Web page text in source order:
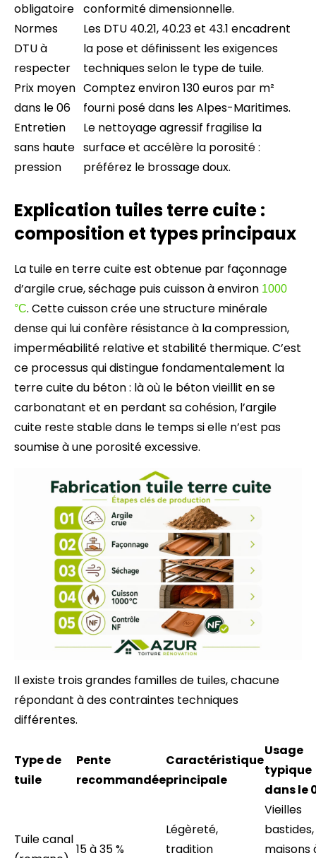
obligatoire conformité dimensionnelle.
Normes
DTU à
respecter
Les DTU 40.21, 40.23 et 43.1 encadrent
la pose et définissent les exigences
techniques selon le type de tuile.
Prix moyen
dans le 06
Comptez environ 130 euros par m²
fourni posé dans les Alpes-Maritimes.
Entretien
sans haute
pression
Le nettoyage agressif fragilise la
surface et accélère la porosité :
préférez le brossage doux.
Explication tuiles terre cuite :
composition et types principaux
La tuile en terre cuite est obtenue par façonnage
d’argile crue, séchage puis cuisson à environ 1000
°C. Cette cuisson crée une structure minérale
dense qui lui confère résistance à la compression,
imperméabilité relative et stabilité thermique. C’est
ce processus qui distingue fondamentalement la
terre cuite du béton : là où le béton vieillit en se
carbonatant et en perdant sa cohésion, l’argile
cuite reste stable dans le temps si elle n’est pas
soumise à une porosité excessive.
Il existe trois grandes familles de tuiles, chacune
répondant à des contraintes techniques
différentes.
Type de
tuile
Pente
recommandée
Caractéristique
principale
Usage
typique
dans le
Tuile canal
15 à 35 %
Légèreté,
tradition
Vieilles
bastides,
maisons